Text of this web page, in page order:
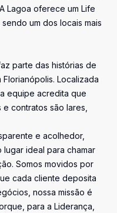
Lagoa oferece um Life
um dos locais mais
parte das histórias de
Localizada
equipe acredita que
contratos são lares,
e acolhedor,
lugar ideal para chamar
Somos movidos por
cada cliente deposita
nossa missão é
para a Liderança,